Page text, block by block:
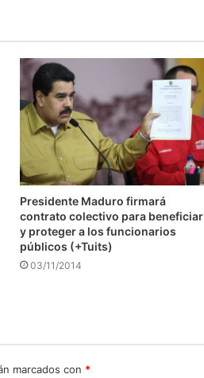
Presidente Maduro firmará
contrato colectivo para beneficiar
y proteger a los funcionarios
públicos (+Tuits)
03/11/2014
marcados con *